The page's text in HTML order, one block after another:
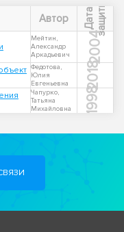
Автор Д
а
т
а
з
а
щ
и
т ы
Мейтин,
Александр
Аркадьевич
2004
Федотова,
Юлия
Евгеньевна
2018
Чапурко,
Татьяна
Михайловна
1998